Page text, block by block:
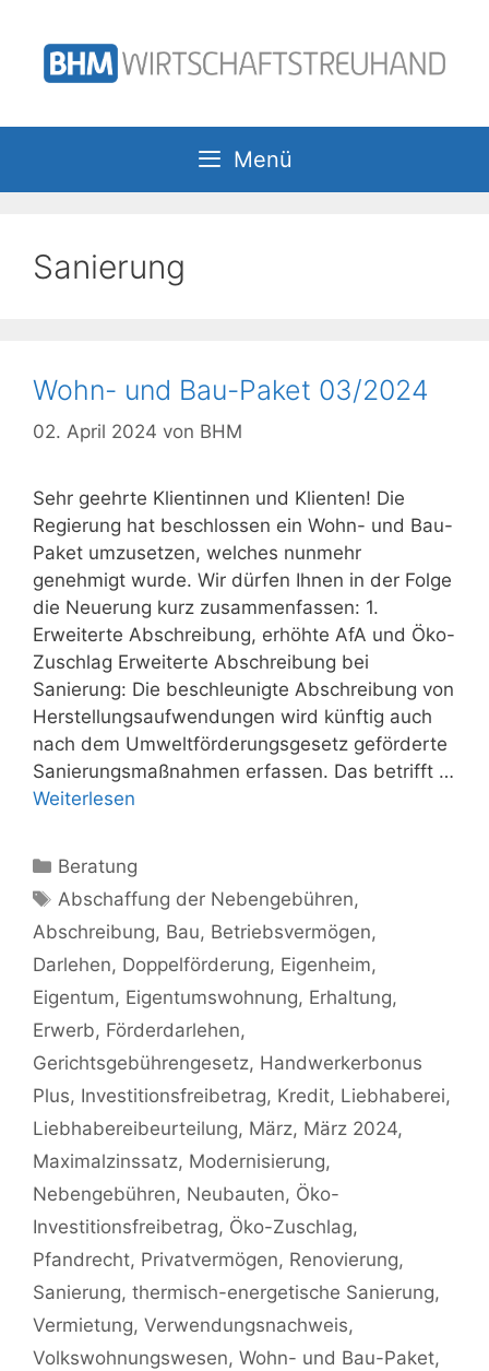
Inhalt
springen
Menü
Sanierung
Wohn- und Bau-Paket 03/2024
02. April 2024 von BHM
Sehr geehrte Klientinnen und Klienten! Die
Regierung hat beschlossen ein Wohn- und Bau-
Paket umzusetzen, welches nunmehr
genehmigt wurde. Wir dürfen Ihnen in der Folge
die Neuerung kurz zusammenfassen: 1.
Erweiterte Abschreibung, erhöhte AfA und Öko-
Zuschlag Erweiterte Abschreibung bei
Sanierung: Die beschleunigte Abschreibung von
Herstellungsaufwendungen wird künftig auch
nach dem Umweltförderungsgesetz geförderte
Sanierungsmaßnahmen erfassen. Das betrifft …
Weiterlesen
Kategorien
Beratung
Schlagwörter
Abschaffung der Nebengebühren,
Abschreibung, Bau, Betriebsvermögen,
Darlehen, Doppelförderung, Eigenheim,
Eigentum, Eigentumswohnung, Erhaltung,
Erwerb, Förderdarlehen,
Gerichtsgebührengesetz, Handwerkerbonus
Plus, Investitionsfreibetrag, Kredit, Liebhaberei,
Liebhabereibeurteilung, März, März 2024,
Maximalzinssatz, Modernisierung,
Nebengebühren, Neubauten, Öko-
Investitionsfreibetrag, Öko-Zuschlag,
Pfandrecht, Privatvermögen, Renovierung,
Sanierung, thermisch-energetische Sanierung,
Vermietung, Verwendungsnachweis,
Volkswohnungswesen, Wohn- und Bau-Paket,